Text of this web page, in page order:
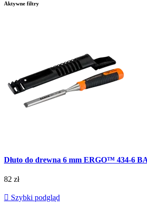
Aktywne filtry
Dłuto do drewna 6 mm ERGO™ 434-6
82 zł
 Szybki podgląd